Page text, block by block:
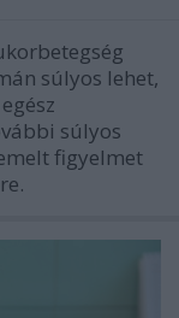
súlyos lehet,
súlyos
figyelmet